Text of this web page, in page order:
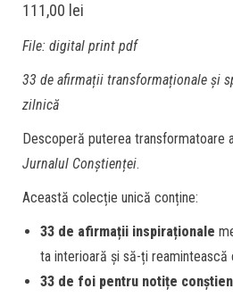
111,00 lei
File: digital print pdf
33 de afirmații transformaționale și
zilnică
Descoperă puterea transformatoare
Jurnalul Conștienței.
Această colecție unică conține:
33 de afirmații inspiraționale
ta interioară și să-ți reamintească
33 de foi pentru notițe